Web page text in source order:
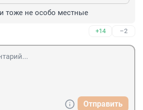
тоже не особо местные
+14 –2
Отправить